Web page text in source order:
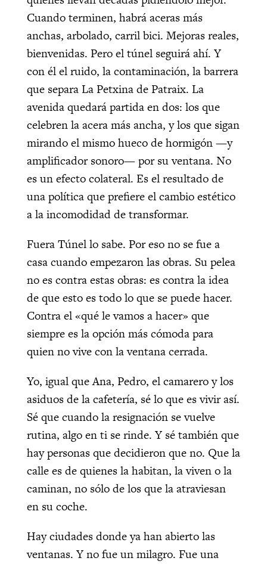
Cuando terminen, habrá aceras más
anchas, arbolado, carril bici. Mejoras reales,
bienvenidas. Pero el túnel seguirá ahí. Y
con él el ruido, la contaminación, la barrera
que separa La Petxina de Patraix. La
avenida quedará partida en dos: los que
celebren la acera más ancha, y los que sigan
mirando el mismo hueco de hormigón —y
amplificador sonoro— por su ventana. No
es un efecto colateral. Es el resultado de
una política que prefiere el cambio estético
a la incomodidad de transformar.
Fuera Túnel lo sabe. Por eso no se fue a
casa cuando empezaron las obras. Su pelea
no es contra estas obras: es contra la idea
de que esto es todo lo que se puede hacer.
Contra el «qué le vamos a hacer» que
siempre es la opción más cómoda para
quien no vive con la ventana cerrada.
Yo, igual que Ana, Pedro, el camarero y los
asiduos de la cafetería, sé lo que es vivir así.
Sé que cuando la resignación se vuelve
rutina, algo en ti se rinde. Y sé también que
hay personas que decidieron que no. Que la
calle es de quienes la habitan, la viven o la
caminan, no sólo de los que la atraviesan
en su coche.
Hay ciudades donde ya han abierto las
ventanas. Y no fue un milagro. Fue una